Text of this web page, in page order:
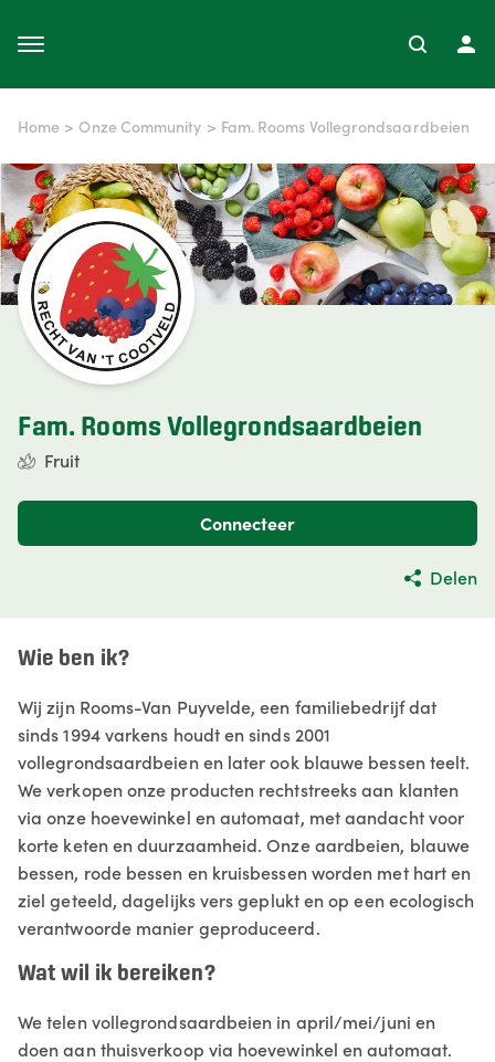
Home > Onze Community > Fam. Rooms Vollegrondsaardbeien
Fam. Rooms Vollegrondsaardbeien
Fruit
Connecteer
Delen
Wie ben ik?
Wij zijn Rooms-Van Puyvelde, een familiebedrijf dat
sinds 1994 varkens houdt en sinds 2001
vollegrondsaardbeien en later ook blauwe bessen teelt.
We verkopen onze producten rechtstreeks aan klanten
via onze hoevewinkel en automaat, met aandacht voor
korte keten en duurzaamheid. Onze aardbeien, blauwe
bessen, rode bessen en kruisbessen worden met hart en
ziel geteeld, dagelijks vers geplukt en op een ecologisch
verantwoorde manier geproduceerd.
Wat wil ik bereiken?
We telen vollegrondsaardbeien in april/mei/juni en
doen aan thuisverkoop via hoevewinkel en automaat.